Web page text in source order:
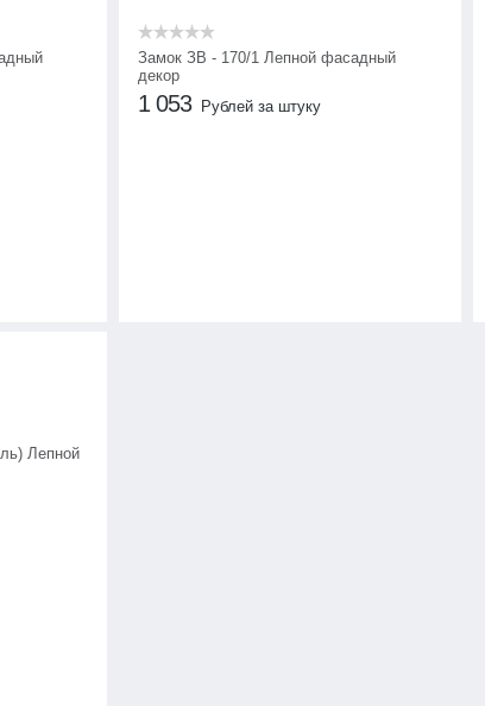
Замок ЗВ - 170/1 Лепной фасадный
декор
1 053 Рублей за штуку
Лепной